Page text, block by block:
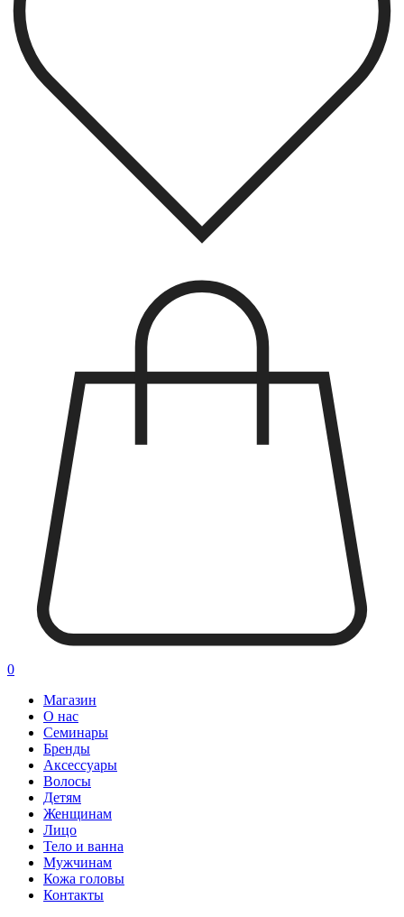
0
Магазин
О нас
Семинары
Бренды
Аксессуары
Волосы
Детям
Женщинам
Лицо
Тело и ванна
Мужчинам
Кожа головы
Контакты